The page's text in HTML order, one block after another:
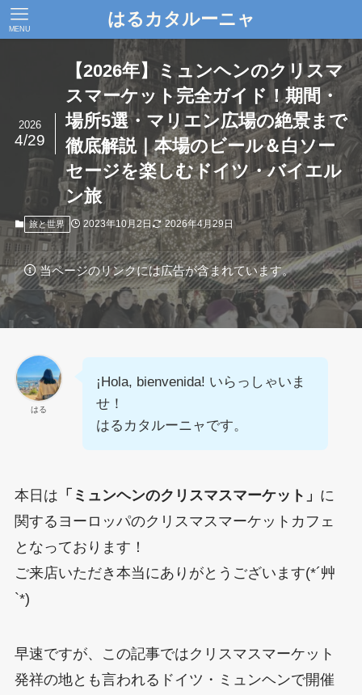
はるカタルーニャ
MENU
【2026年】ミュンヘンのクリスマ
スマーケット完全ガイド！期間・
場所5選・マリエン広場の絶景まで
徹底解説｜本場のビール＆白ソー
セージを楽しむドイツ・バイエル
ン旅
2026
4/29
旅と世界 2023年10月2日 2026年4月29日
当ページのリンクには広告が含まれています。
はる
¡Hola, bienvenida! いらっしゃいま
せ！
はるカタルーニャです。
本日は 「ミュンヘンのクリスマスマーケット」 に
関するヨーロッパのクリスマスマーケットカフェ
となっております！
ご来店いただき本当にありがとうございます(*´艸
`*)
早速ですが、この記事ではクリスマスマーケット
発祥の地とも言われるドイツ・ミュンヘンで開催